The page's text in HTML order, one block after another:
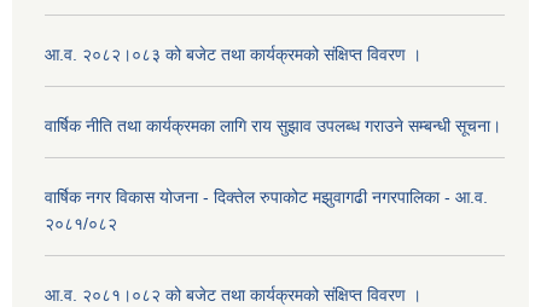
आ.व. २०८२।०८३ को बजेट तथा कार्यक्रमको संक्षिप्त विवरण ।
वार्षिक नीति तथा कार्यक्रमका लागि राय सुझाव उपलब्ध गराउने सम्बन्धी सूचना।
वार्षिक नगर विकास योजना - दिक्तेल रुपाकोट मझुवागढी नगरपालिका - आ.व.
२०८१/०८२
आ.व. २०८१।०८२ को बजेट तथा कार्यक्रमको संक्षिप्त विवरण ।